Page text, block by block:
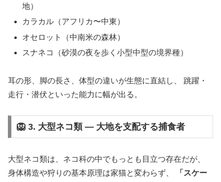
地）
カラカル（アフリカ〜中東）
オセロット（中南米の森林）
スナネコ（砂漠の夜を歩く小型中型の境界種）
耳の形、脚の長さ、体型の違いが生態に直結し、 跳躍・
走行・潜伏といった能力に幅が出る。
🦁 3. 大型ネコ類 ― 大地を支配する捕食者
大型ネコ類は、ネコ科の中でもっとも目立つ存在だが、
身体構造や狩りの基本原理は家猫と変わらず、
「スケー